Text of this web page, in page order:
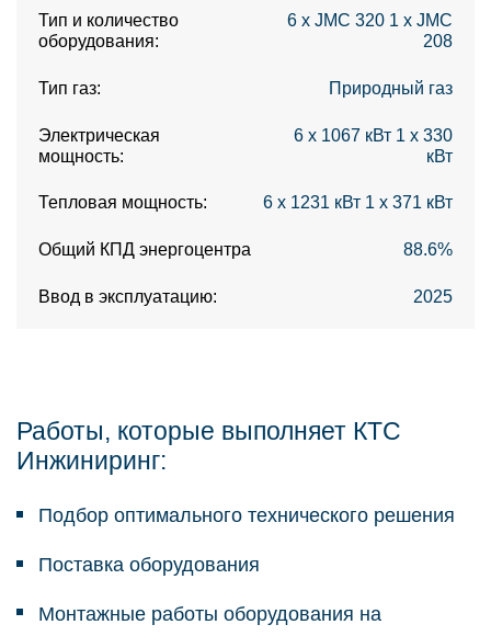
Тип и количество
оборудования:
6 x JMC 320 1 х JMC
208
Тип газ: Природный газ
Электрическая
мощность:
6 x 1067 кВт 1 х 330
кВт
Тепловая мощность: 6 х 1231 кВт 1 х 371 кВт
Общий КПД энергоцентра 88.6%
Ввод в эксплуатацию: 2025
Работы, которые выполняет КТС
Инжиниринг:
Подбор оптимального технического решения
Поставка оборудования
Монтажные работы оборудования на